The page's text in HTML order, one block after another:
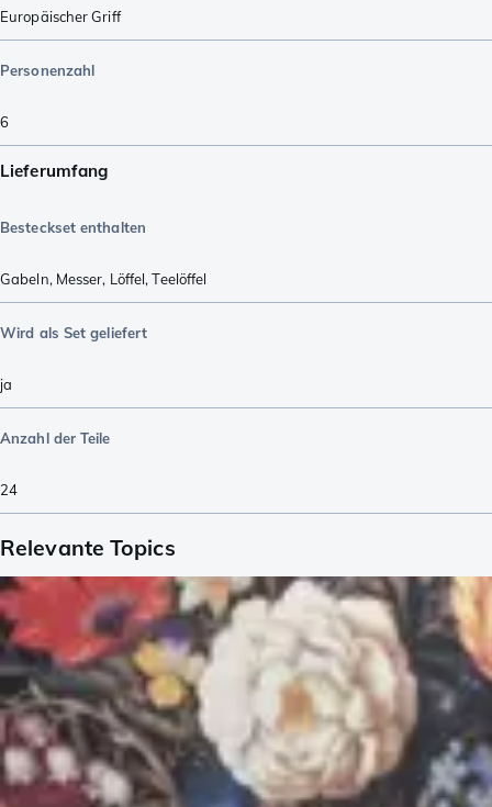
Europäischer Griff
Personenzahl
6
Lieferumfang
Besteckset enthalten
Gabeln, Messer, Löffel,Teelöffel
Wird als Set geliefert
ja
Anzahl der Teile
24
Relevante Topics